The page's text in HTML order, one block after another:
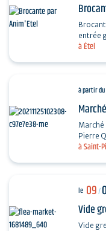
à Étel
Brocante/ troc et
à Saint-
à partir du
le 09/
Vide
Vide